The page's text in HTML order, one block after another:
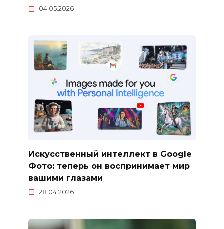
04.05.2026
Искусственный интеллект в Google
Фото: теперь он воспринимает мир
вашими глазами
28.04.2026